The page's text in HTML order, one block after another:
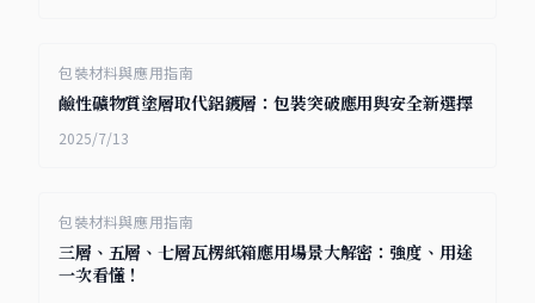
包裝材料與應用指南
鹼性礦物質塗層取代鋁鍍層：包裝突破應用與安全新選擇
2025/7/13
包裝材料與應用指南
三層、五層、七層瓦楞紙箱應用場景大解密：強度、用途
一次看懂！